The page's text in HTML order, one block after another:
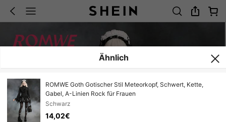
Ähnlich
ROMWE Goth Gotischer Stil Meteorkopf, Schwert, Kette,
Gabel, A-Linien Rock für Frauen
Schwarz
14,02€